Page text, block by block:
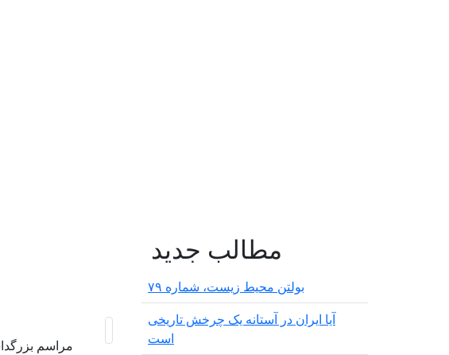
مطالب جدید
بولتن محیط زیست، شماره ۷۹
آیا ایران در آستانه یک چرخش تاریخی
است